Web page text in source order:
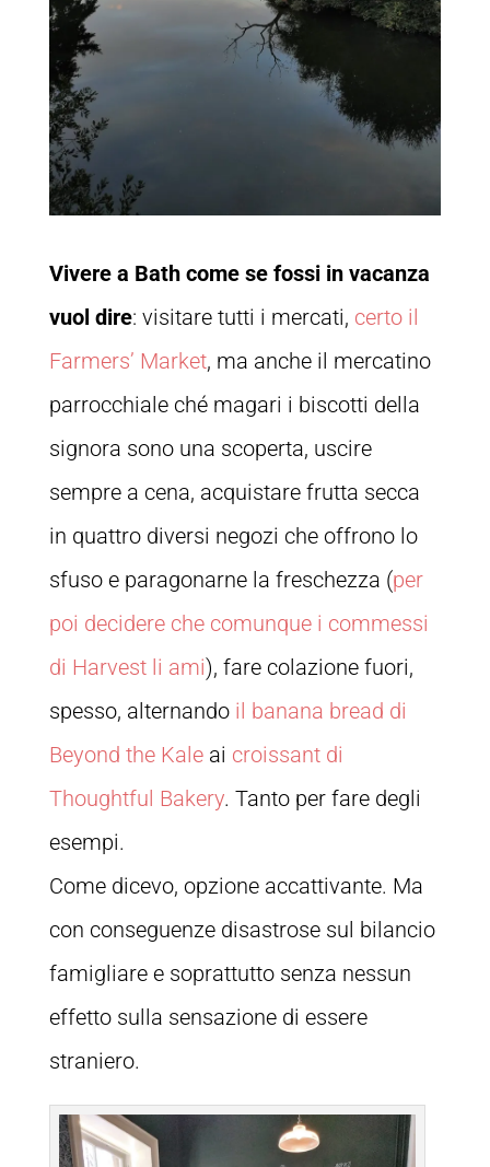
Vivere a Bath come se fossi in vacanza
vuol dire: visitare tutti i mercati, certo il
Farmers’ Market, ma anche il mercatino
parrocchiale ché magari i biscotti della
signora sono una scoperta, uscire
sempre a cena, acquistare frutta secca
in quattro diversi negozi che offrono lo
sfuso e paragonarne la freschezza (per
poi decidere che comunque i commessi
di Harvest li ami), fare colazione fuori,
spesso, alternando il banana bread di
Beyond the Kaleai croissant di
Thoughtful Bakery. Tanto per fare degli
esempi.
Come dicevo, opzione accattivante. Ma
con conseguenze disastrose sul bilancio
famigliare e soprattutto senza nessun
effetto sulla sensazione di essere
straniero.